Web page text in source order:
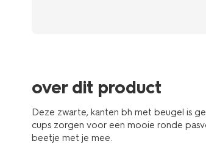
over dit product
Deze zwarte, kanten bh met beugel is
cups zorgen voor een mooie ronde
beetje met je mee.